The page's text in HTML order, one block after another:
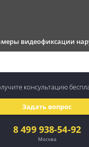
видеофиксации
8 499 938-54-92
Москва
Задать вопрос
консультацию